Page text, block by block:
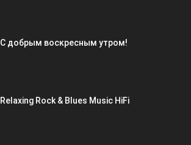
С добрым воскресным утром!
Relaxing Rock & Blues Music HiFi